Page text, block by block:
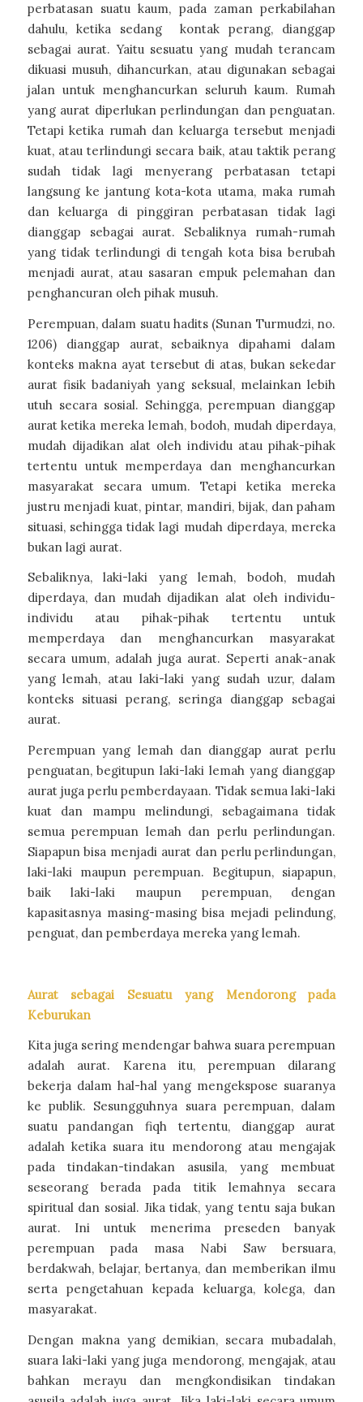
perbatasan suatu kaum, pada zaman perkabilahan
dahulu, ketika sedang kontak perang, dianggap
sebagai aurat. Yaitu sesuatu yang mudah terancam
dikuasi musuh, dihancurkan, atau digunakan sebagai
jalan untuk menghancurkan seluruh kaum. Rumah
yang aurat diperlukan perlindungan dan penguatan.
Tetapi ketika rumah dan keluarga tersebut menjadi
kuat, atau terlindungi secara baik, atau taktik perang
sudah tidak lagi menyerang perbatasan tetapi
langsung ke jantung kota-kota utama, maka rumah
dan keluarga di pinggiran perbatasan tidak lagi
dianggap sebagai aurat. Sebaliknya rumah-rumah
yang tidak terlindungi di tengah kota bisa berubah
menjadi aurat, atau sasaran empuk pelemahan dan
penghancuran oleh pihak musuh.
Perempuan, dalam suatu hadits (Sunan Turmudzi, no.
1206) dianggap aurat, sebaiknya dipahami dalam
konteks makna ayat tersebut di atas, bukan sekedar
aurat fisik badaniyah yang seksual, melainkan lebih
utuh secara sosial. Sehingga, perempuan dianggap
aurat ketika mereka lemah, bodoh, mudah diperdaya,
mudah dijadikan alat oleh individu atau pihak-pihak
tertentu untuk memperdaya dan menghancurkan
masyarakat secara umum. Tetapi ketika mereka
justru menjadi kuat, pintar, mandiri, bijak, dan paham
situasi, sehingga tidak lagi mudah diperdaya, mereka
bukan lagi aurat.
Sebaliknya, laki-laki yang lemah, bodoh, mudah
diperdaya, dan mudah dijadikan alat oleh individu-
individu atau pihak-pihak tertentu untuk
memperdaya dan menghancurkan masyarakat
secara umum, adalah juga aurat. Seperti anak-anak
yang lemah, atau laki-laki yang sudah uzur, dalam
konteks situasi perang, seringa dianggap sebagai
aurat.
Perempuan yang lemah dan dianggap aurat perlu
penguatan, begitupun laki-laki lemah yang dianggap
aurat juga perlu pemberdayaan. Tidak semua laki-laki
kuat dan mampu melindungi, sebagaimana tidak
semua perempuan lemah dan perlu perlindungan.
Siapapun bisa menjadi aurat dan perlu perlindungan,
laki-laki maupun perempuan. Begitupun, siapapun,
baik laki-laki maupun perempuan, dengan
kapasitasnya masing-masing bisa mejadi pelindung,
penguat, dan pemberdaya mereka yang lemah.
Aurat sebagai Sesuatu yang Mendorong pada
Keburukan
Kita juga sering mendengar bahwa suara perempuan
adalah aurat. Karena itu, perempuan dilarang
bekerja dalam hal-hal yang mengekspose suaranya
ke publik. Sesungguhnya suara perempuan, dalam
suatu pandangan fiqh tertentu, dianggap aurat
adalah ketika suara itu mendorong atau mengajak
pada tindakan-tindakan asusila, yang membuat
seseorang berada pada titik lemahnya secara
spiritual dan sosial. Jika tidak, yang tentu saja bukan
aurat. Ini untuk menerima preseden banyak
perempuan pada masa Nabi Saw bersuara,
berdakwah, belajar, bertanya, dan memberikan ilmu
serta pengetahuan kepada keluarga, kolega, dan
masyarakat.
Dengan makna yang demikian, secara mubadalah,
suara laki-laki yang juga mendorong, mengajak, atau
bahkan merayu dan mengkondisikan tindakan